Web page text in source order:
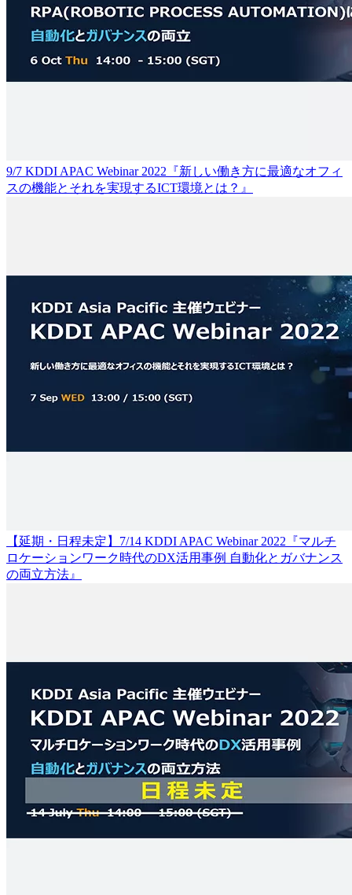
9/7 KDDI APAC Webinar 2022『新しい働き方に最適なオフィ
スの機能とそれを実現するICT環境とは？』
【延期・日程未定】7/14 KDDI APAC Webinar 2022『マルチ
ロケーションワーク時代のDX活用事例 自動化とガバナンス
の両立方法』